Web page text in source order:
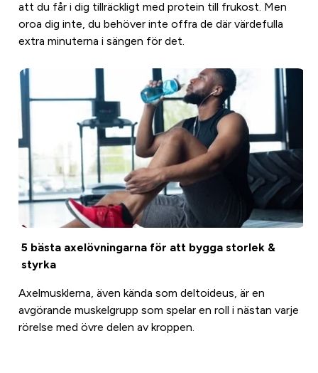
att du får i dig tillräckligt med protein till frukost. Men
oroa dig inte, du behöver inte offra de där värdefulla
extra minuterna i sängen för det.
5 bästa axelövningarna för att bygga storlek &
styrka
Axelmusklerna, även kända som deltoideus, är en
avgörande muskelgrupp som spelar en roll i nästan varje
rörelse med övre delen av kroppen.